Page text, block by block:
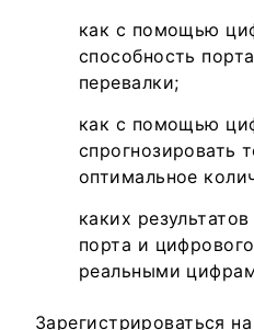
как с помощью
способность
перевалки;
как с помощью
спрогнозировать
оптимальное
каких
порта и
реальными
Зарегистрироваться